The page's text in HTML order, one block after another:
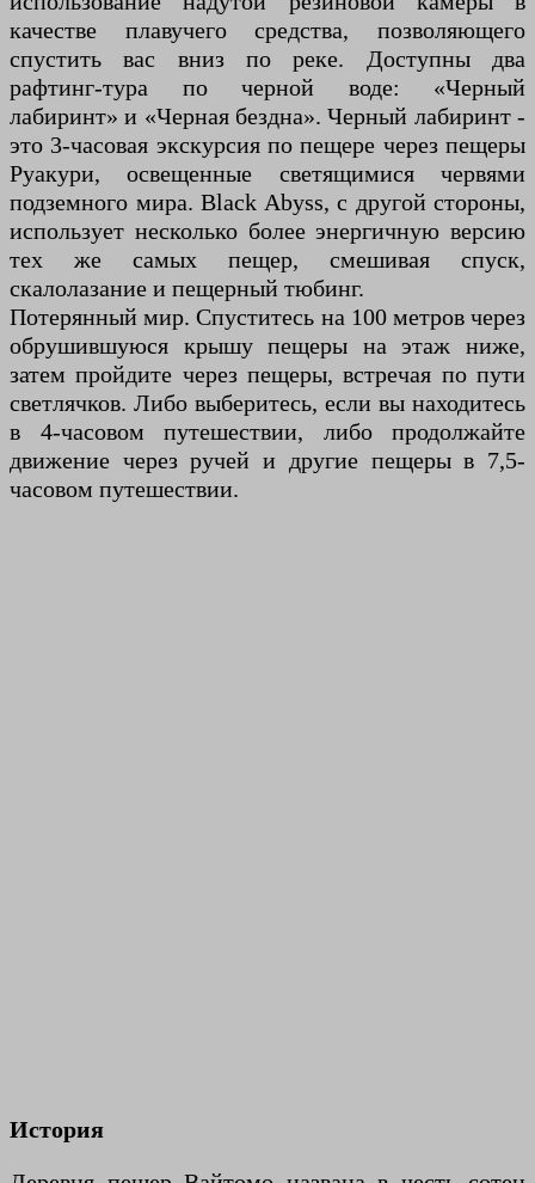
качестве плавучего средства, позволяющего
спустить вас вниз по реке. Доступны два
рафтинг-тура по черной воде: «Черный
лабиринт» и «Черная бездна». Черный лабиринт -
это 3-часовая экскурсия по пещере через пещеры
Руакури, освещенные светящимися червями
подземного мира. Black Abyss, с другой стороны,
использует несколько более энергичную версию
тех же самых пещер, смешивая спуск,
скалолазание и пещерный тюбинг.
Потерянный мир. Спуститесь на 100 метров через
обрушившуюся крышу пещеры на этаж ниже,
затем пройдите через пещеры, встречая по пути
светлячков. Либо выберитесь, если вы находитесь
в 4-часовом путешествии, либо продолжайте
движение через ручей и другие пещеры в 7,5-
часовом путешествии.
История